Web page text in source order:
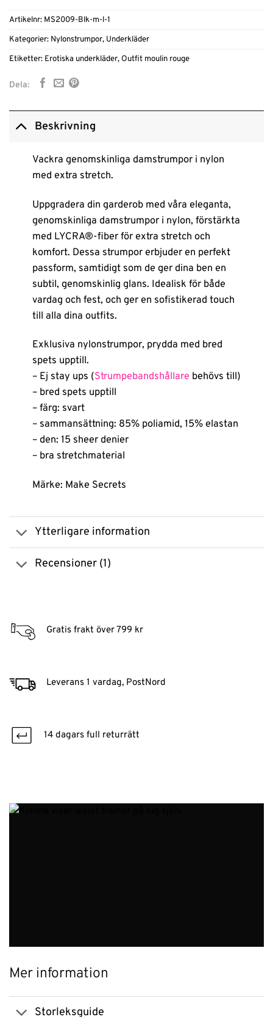
Artikelnr: MS2009-Blk-m-l-1
Kategorier: Nylonstrumpor, Underkläder
Etiketter: Erotiska underkläder, Outfit moulin rouge
Dela:
Beskrivning
Vackra genomskinliga damstrumpor i nylon
med extra stretch.
Uppgradera din garderob med våra eleganta,
genomskinliga damstrumpor i nylon, förstärkta
med LYCRA®-fiber för extra stretch och
komfort. Dessa strumpor erbjuder en perfekt
passform, samtidigt som de ger dina ben en
subtil, genomskinlig glans. Idealisk för både
vardag och fest, och ger en sofistikerad touch
till alla dina outfits.
Exklusiva nylonstrumpor, prydda med bred
spets upptill.
– Ej stay ups (Strumpebandshållare behövs till)
– bred spets upptill
– färg: svart
– sammansättning: 85% poliamid, 15% elastan
– den: 15 sheer denier
– bra stretchmaterial
Märke: Make Secrets
Ytterligare information
Recensioner (1)
Gratis frakt över 799 kr
Leverans 1 vardag, PostNord
14 dagars full returrätt
Mer information
Storleksguide